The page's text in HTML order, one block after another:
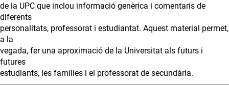
de la UPC que inclou informació genèrica i comentaris de
diferents
personalitats, professorat i estudiantat. Aquest material permet,
a la
vegada, fer una aproximació de la Universitat als futurs i
futures
estudiants, les famílies i el professorat de secundària.